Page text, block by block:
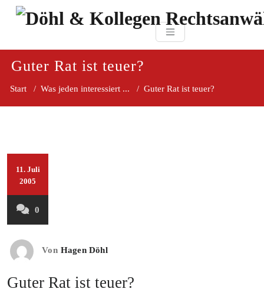
Zum
Döhl & Kollegen
Guter Rat ist teuer?
Start / Was jeden interessiert ... / Guter Rat ist teuer?
11. Juli
2005
0
Von Hagen Döhl
Guter Rat ist teuer?